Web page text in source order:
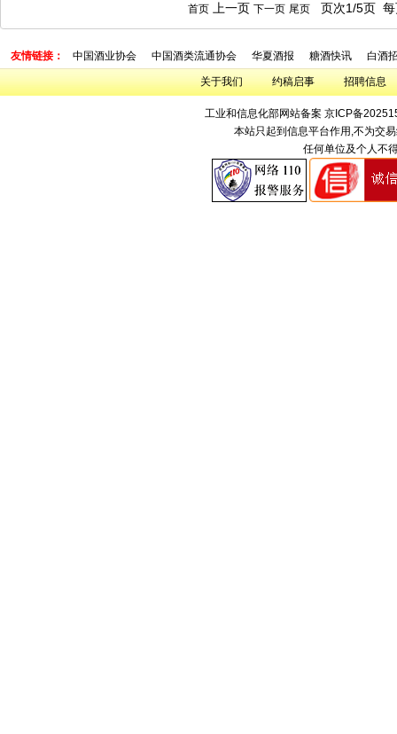
首页 上一页 下一页 尾页 页次1/5页 每
友情链接： 中国酒业协会 中国酒类流通协会 华夏酒报 糖酒快讯 白酒
关于我们 约稿启事 招聘信息
工业和信息化部网站备案 京ICP备
本站只起到信息平台作用,不为交
任何单位及个人不